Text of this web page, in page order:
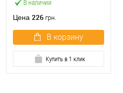
В наличии
Цена 226 грн.
В корзину
Купить в 1 клик